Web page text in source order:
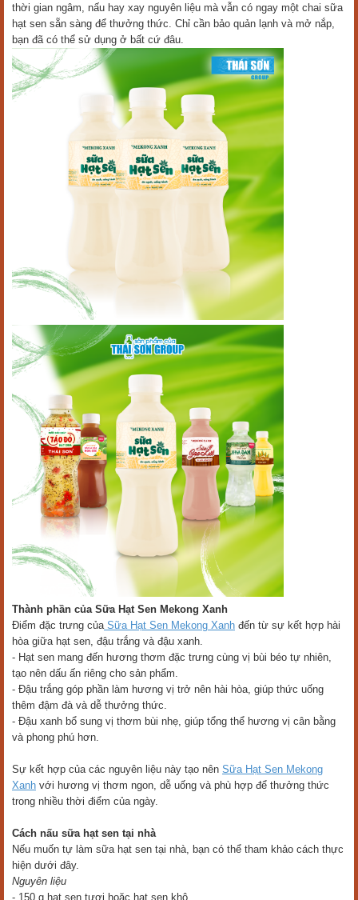
thời gian ngâm, nấu hay xay nguyên liệu mà vẫn có ngay một chai sữa
hạt sen sẵn sàng để thưởng thức. Chỉ cần bảo quản lạnh và mở nắp,
bạn đã có thể sử dụng ở bất cứ đâu.
Thành phần của Sữa Hạt Sen Mekong Xanh
Điểm đặc trưng củaSữa Hạt Sen Mekong Xanh đến từ sự kết hợp hài
hòa giữa hạt sen, đậu trắng và đậu xanh.
- Hạt sen mang đến hương thơm đặc trưng cùng vị bùi béo tự nhiên,
tạo nên dấu ấn riêng cho sản phẩm.
- Đậu trắng góp phần làm hương vị trở nên hài hòa, giúp thức uống
thêm đậm đà và dễ thưởng thức.
- Đậu xanh bổ sung vị thơm bùi nhẹ, giúp tổng thể hương vị cân bằng
và phong phú hơn.
Sự kết hợp của các nguyên liệu này tạo nên Sữa Hạt Sen Mekong
Xanh với hương vị thơm ngon, dễ uống và phù hợp để thưởng thức
trong nhiều thời điểm của ngày.
Cách nấu sữa hạt sen tại nhà
Nếu muốn tự làm sữa hạt sen tại nhà, bạn có thể tham khảo cách thực
hiện dưới đây.
Nguyên liệu
- 150 g hạt sen tươi hoặc hạt sen khô.